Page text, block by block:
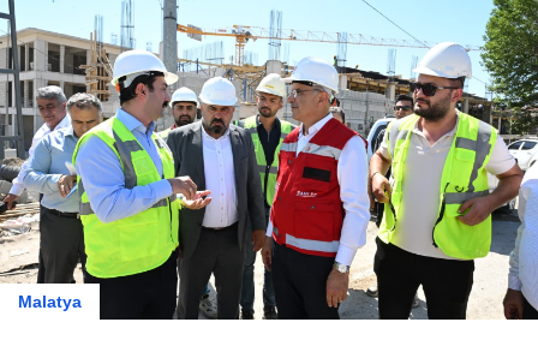
Malatya